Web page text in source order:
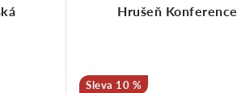
Hrušeň Konference
10 %